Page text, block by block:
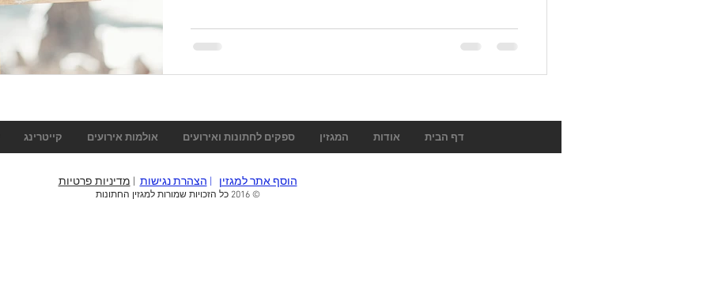
דף הבית אודות המגזין ספקים לחתונות ואירועים אולמות אירועים קייטרינג
הוסף אתר למגזין הצהרת נגישות מדיניות פרטיות
© 2016 כל הזכויות שמורות למגזין החתונות